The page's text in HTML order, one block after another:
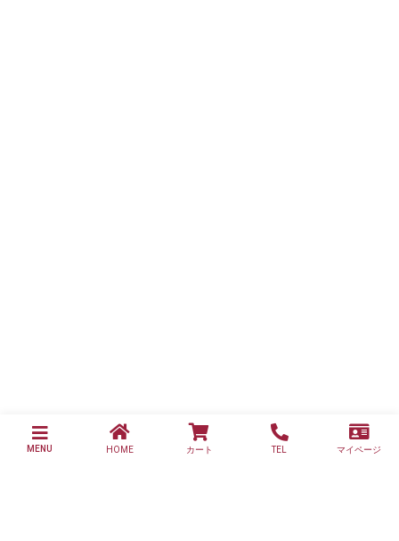
MENU HOME カート TEL マイページ